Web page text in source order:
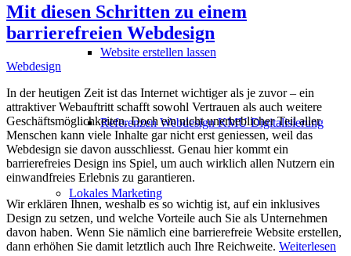
Website erstellen lassen
Referenzen Webdesign KMU Digitalisierung
Lokales Marketing
Mit diesen Schritten zu einem
barrierefreien Webdesign
Webdesign
In der heutigen Zeit ist das Internet wichtiger als je zuvor – ein
attraktiver Webauftritt schafft sowohl Vertrauen als auch weitere
Geschäftsmöglichkeiten. Doch ein nicht unerheblicher Teil aller
Menschen kann viele Inhalte gar nicht erst geniessen, weil das
Webdesign sie davon ausschliesst. Genau hier kommt ein
barrierefreies Design ins Spiel, um auch wirklich allen Nutzern ein
einwandfreies Erlebnis zu garantieren.
Wir erklären Ihnen, weshalb es so wichtig ist, auf ein inklusives
Design zu setzen, und welche Vorteile auch Sie als Unternehmen
davon haben. Wenn Sie nämlich eine barrierefreie Website erstellen,
dann erhöhen Sie damit letztlich auch Ihre Reichweite. Weiterlesen